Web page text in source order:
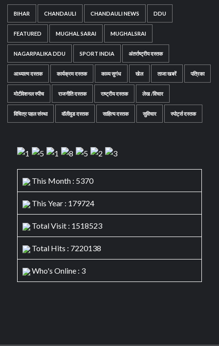
BIHAR CHANDAULI CHANDAULI NEWS DDU
FEATURED MUGHAL SARAI MUGHALSRAI
NAGARPALIKA DDU SPORT INDIA अंतर्राष्ट्रीय दस्तक
आध्यात्म दस्तक कार्यक्रम दस्तक काव्य सुगंध खेल ताजा खबरें पत्रिका
मोटीवेशनल स्पीच राजनीति दस्तक राष्ट्रीय दस्तक लेख /विचार
विचित्र पहल संस्था वॉलीवुड दस्तक साहित्य दस्तक सुविचार स्पोर्ट्स दस्तक
This Month : 5370
This Year : 179724
Total Visit : 1518523
Total Hits : 7220138
Who's Online : 3